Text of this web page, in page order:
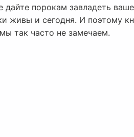
дайте порокам завладеть
и сегодня. И поэтому
так часто не замечаем.